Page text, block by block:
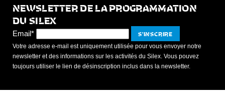
NEWSLETTER DE LA PROGRAMMATION
DU SILEX
Email*
Votre adresse e-mail est uniquement utilisée pour vous envoyer notre
newsletter et des informations sur les activités du Silex. Vous pouvez
toujours utiliser le lien de désinscription inclus dans la newsletter.